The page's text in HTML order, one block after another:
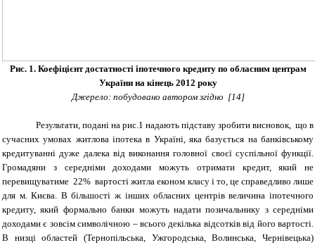
Рис. 1. Коефіцієнт достатності іпотечного кредиту по обласним центрам
України на кінець 2012 року
Джерело: побудовано автором згідно [14]
Результати, подані на рис.1 надають підставу зробити висновок, що в
сучасних умовах житлова іпотека в Україні, яка базується на банківському
кредитуванні дуже далека від виконання головної своєї суспільної функції.
Громадяни з середніми доходами можуть отримати кредит, який не
перевищуватиме 22% вартості житла економ класу і то, це справедливо лише
для м. Києва. В більшості ж інших обласних центрів величина іпотечного
кредиту, який формально банки можуть надати позичальнику з середніми
доходами є зовсім символічною – всього декілька відсотків від його вартості.
В низці областей (Тернопільська, Ужгородська, Волинська, Чернівецька)